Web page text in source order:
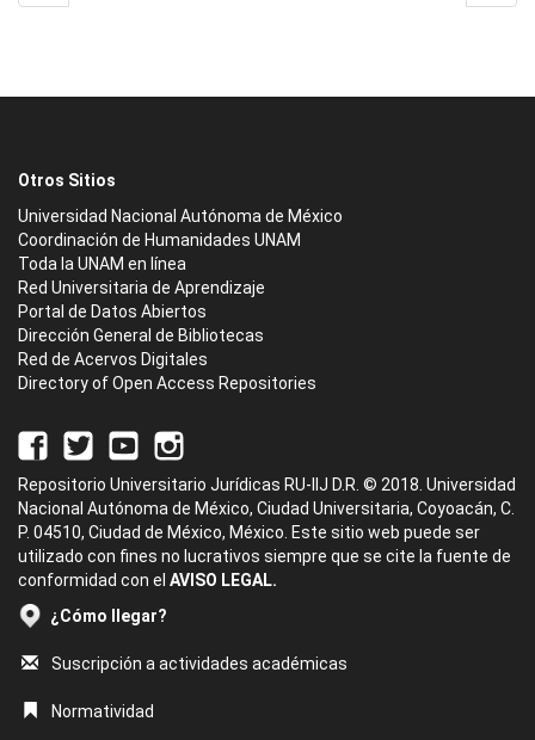
Otros Sitios
Universidad Nacional Autónoma de México
Coordinación de Humanidades UNAM
Toda la UNAM en línea
Red Universitaria de Aprendizaje
Portal de Datos Abiertos
Dirección General de Bibliotecas
Red de Acervos Digitales
Directory of Open Access Repositories
Repositorio Universitario Jurídicas RU-IIJ D.R. © 2018. Universidad
Nacional Autónoma de México, Ciudad Universitaria, Coyoacán, C.
P. 04510, Ciudad de México, México. Este sitio web puede ser
utilizado con fines no lucrativos siempre que se cite la fuente de
conformidad con el AVISO LEGAL.
¿Cómo llegar?
Suscripción a actividades académicas
Normatividad